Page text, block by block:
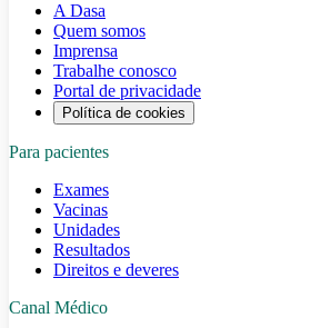
A Dasa
Quem somos
Imprensa
Trabalhe conosco
Portal de privacidade
Política de cookies
Para pacientes
Exames
Vacinas
Unidades
Resultados
Direitos e deveres
Canal Médico